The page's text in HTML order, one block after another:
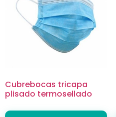
Cubrebocas tricapa
plisado termosellado